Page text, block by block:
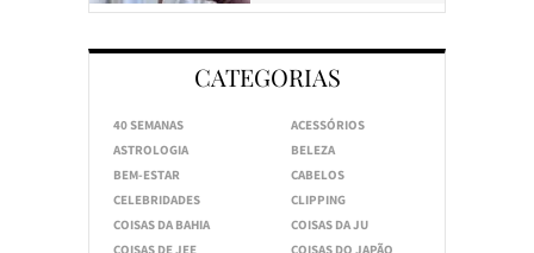
CATEGORIAS
40 SEMANAS
ACESSÓRIOS
ASTROLOGIA
BELEZA
BEM-ESTAR
CABELOS
CELEBRIDADES
CLIPPING
COISAS DA BAHIA
COISAS DA JU
COISAS DE JEE
COISAS DO JAPÃO